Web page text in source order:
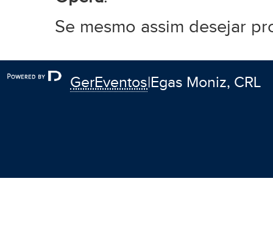
Se mesmo assim desejar
GerEventos|Egas Moniz, CRL